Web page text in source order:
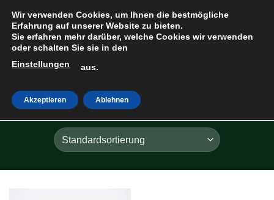
Inhalt
springen
HOME
FILTER
Wir verwenden Cookies, um Ihnen die bestmögliche
Erfahrung auf unserer Website zu bieten.
Sie erfahren mehr darüber, welche Cookies wir verwenden
oder schalten Sie sie in den
Einstellungen
aus.
Akzeptieren Ablehnen